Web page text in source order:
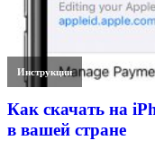
Инструкции
Как скачать на
в вашей стране